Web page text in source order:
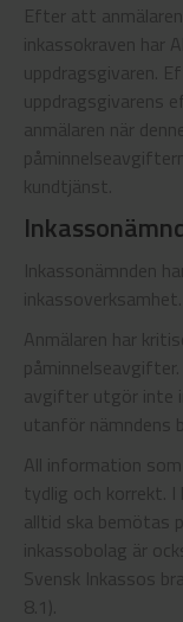
Efter att
inkassokraven har
uppdragsgivaren.
uppdragsgivarens
anmälaren när
kundtjänst.
Inkassonämnden
inkassoverksamhet.
Anmälaren har
avgifter utgör inte
utanför nämndens
All information
tydlig och korrekt.
alltid ska
inkassobolag är
Svensk Inkassos
8.1).